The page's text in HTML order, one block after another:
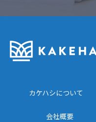
カケハシについて
会社概要